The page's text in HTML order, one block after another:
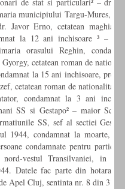
municipiului Targu-Mures,
Javor Erno, cetatean maghiar,
la 12 ani inchisoare ³ –
orasului Reghin,
cetatean roman de
la 15 ani inchisoare,
cetatean roman de nationalitate
condamnat la 3 ani
SS si Gestapo² – maior
SS, sef al sectiei
1944, condamnat la moarte, in
condamnate pentru
vestul Transilvaniei, in
Datele fac parte din
Apel Cluj, sentinta nr. 8 din